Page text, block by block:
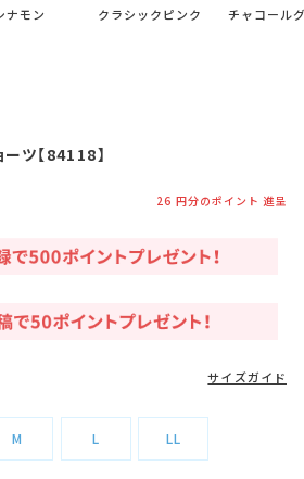
ナモン クラシックピンク チャコール
ツ【84118】
26 円分のポイント 進呈
サイズガイド
M L LL